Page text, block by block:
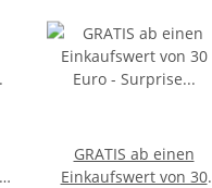
GRATIS ab einen
Einkaufswert von 30